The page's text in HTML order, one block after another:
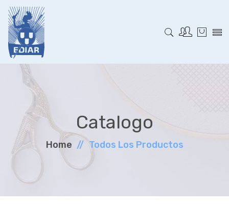
Catalogo
Home Todos Los Productos